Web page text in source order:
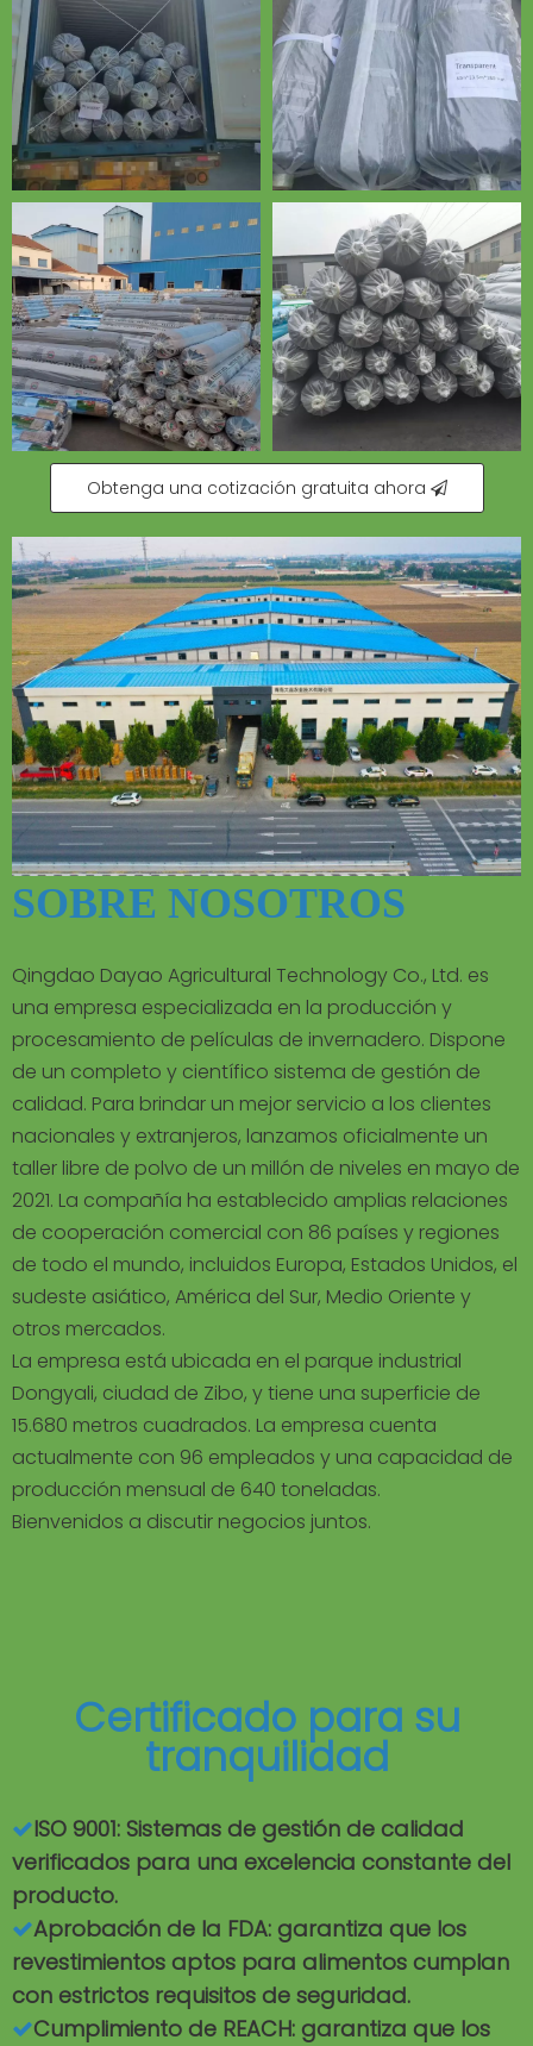
Obtenga una cotización gratuita ahora
SOBRE NOSOTROS
Qingdao Dayao Agricultural Technology Co., Ltd. es
una empresa especializada en la producción y
procesamiento de películas de invernadero. Dispone
de un completo y científico sistema de gestión de
calidad. Para brindar un mejor servicio a los clientes
nacionales y extranjeros, lanzamos oficialmente un
taller libre de polvo de un millón de niveles en mayo de
2021. La compañía ha establecido amplias relaciones
de cooperación comercial con 86 países y regiones
de todo el mundo, incluidos Europa, Estados Unidos, el
sudeste asiático, América del Sur, Medio Oriente y
otros mercados.
La empresa está ubicada en el parque industrial
Dongyali, ciudad de Zibo, y tiene una superficie de
15.680 metros cuadrados. La empresa cuenta
actualmente con 96 empleados y una capacidad de
producción mensual de 640 toneladas.
Bienvenidos a discutir negocios juntos.
Certificado para su
tranquilidad
ISO 9001: Sistemas de gestión de calidad
verificados para una excelencia constante del
producto.
Aprobación de la FDA: garantiza que los
revestimientos aptos para alimentos cumplan
con estrictos requisitos de seguridad.
Cumplimiento de REACH: garantiza que los